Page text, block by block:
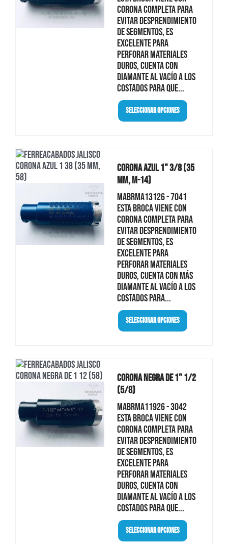
corona completa para
evitar desprendimiento
de segmentos, es
excelente para
perforar materiales
duros, cuenta con
diamante al vacío a los
costados para que...
Seleccionar Opciones
Corona Azul 1" 3/8 (35
Mm, M-14)
MABRMA13126 - 7041
Esta broca viene con
corona completa para
evitar desprendimiento
de segmentos, es
excelente para
perforar materiales
duros, cuenta con más
diamante al vacío a los
costados para...
Seleccionar Opciones
Corona Negra De 1" 1/2
(5/8)
MABRMA11926 - 3042
Esta broca viene con
corona completa para
evitar desprendimiento
de segmentos, es
excelente para
perforar materiales
duros, cuenta con
diamante al vacío a los
costados para que...
Seleccionar Opciones